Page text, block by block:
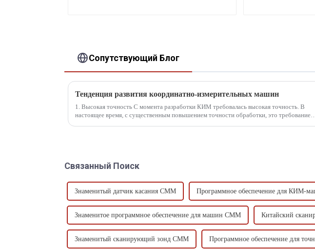
Сопутствующий Блог
Тенденция развития координатно-измерительных машин
1. Высокая точность С момента разработки КИМ требовалась высокая точность. В
настоящее время, с существенным повышением точности обработки, это требование
Связанный Поиск
Знаменитый датчик касания CMM Программное обеспечение для КИМ-
Знаменитое программное обеспечение для машин CMM Китайский
Знаменитый сканирующий зонд CMM Программное обеспечение для